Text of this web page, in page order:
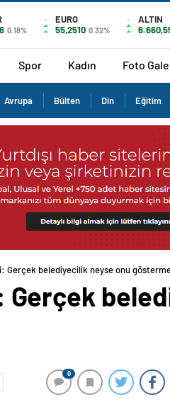
0.18%
EURO
55,2510 0.32%
ALTIN
Spor Kadın Foto
Avrupa Bülten Din Eğitim
Gerçek belediyecilik neyse onu
Gerçek
0